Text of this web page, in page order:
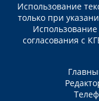
Использование
только при
согласования с